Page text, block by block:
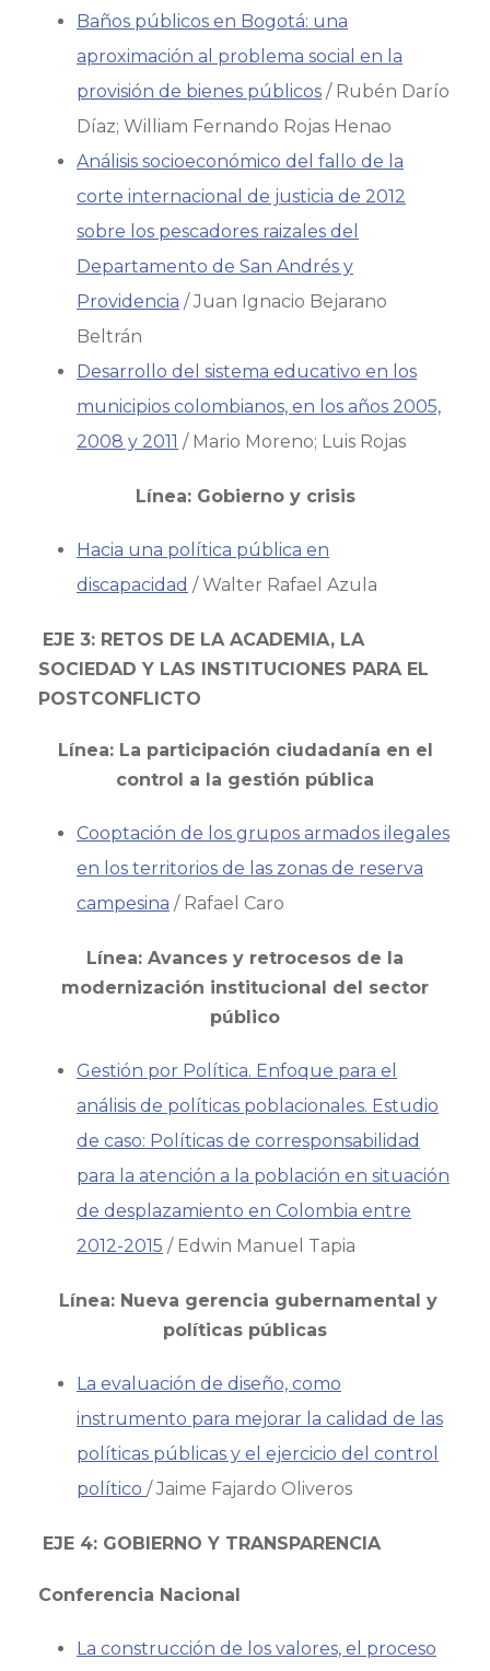
Baños públicos en Bogotá: una
aproximación al problema social en la
provisión de bienes públicos / Rubén Darío
Díaz; William Fernando Rojas Henao
Análisis socioeconómico del fallo de la
corte internacional de justicia de 2012
sobre los pescadores raizales del
Departamento de San Andrés y
Providencia / Juan Ignacio Bejarano
Beltrán
Desarrollo del sistema educativo en los
municipios colombianos, en los años 2005,
2008 y 2011 / Mario Moreno; Luis Rojas
Línea: Gobierno y crisis
Hacia una política pública en
discapacidad / Walter Rafael Azula
EJE 3: RETOS DE LA ACADEMIA, LA
SOCIEDAD Y LAS INSTITUCIONES PARA EL
POSTCONFLICTO
Línea: La participación ciudadanía en el
control a la gestión pública
Cooptación de los grupos armados ilegales
en los territorios de las zonas de reserva
campesina / Rafael Caro
Línea: Avances y retrocesos de la
modernización institucional del sector
público
Gestión por Política. Enfoque para el
análisis de políticas poblacionales. Estudio
de caso: Políticas de corresponsabilidad
para la atención a la población en situación
de desplazamiento en Colombia entre
2012-2015 / Edwin Manuel Tapia
Línea: Nueva gerencia gubernamental y
políticas públicas
La evaluación de diseño, como
instrumento para mejorar la calidad de las
políticas públicas y el ejercicio del control
político / Jaime Fajardo Oliveros
EJE 4: GOBIERNO Y TRANSPARENCIA
Conferencia Nacional
La construcción de los valores, el proceso